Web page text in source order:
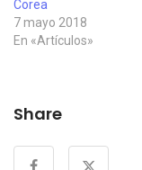
Corea
7 mayo 2018
En «Artículos»
Share